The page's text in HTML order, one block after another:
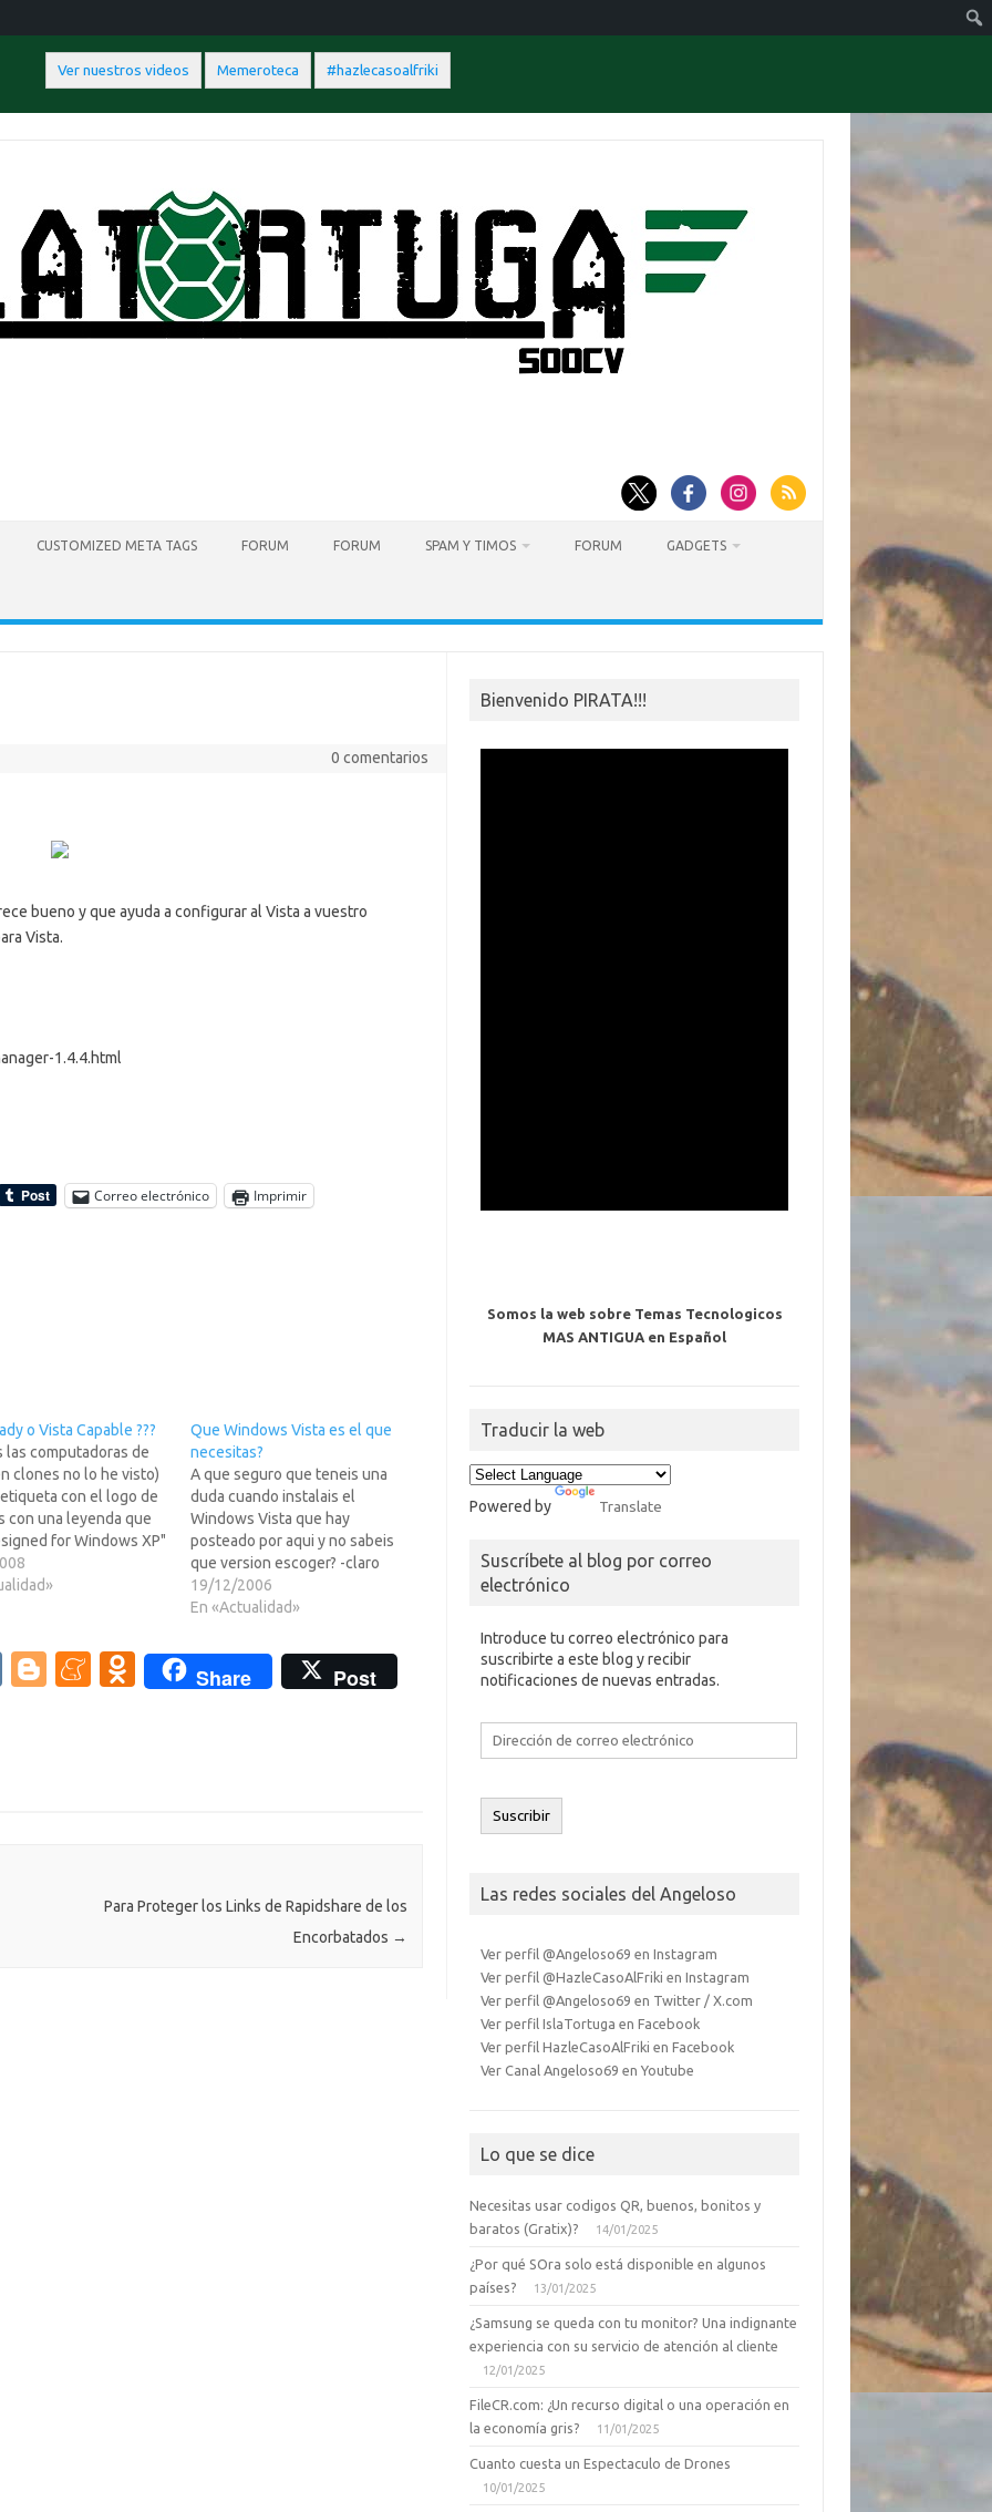
Ver nuestros videos Memeroteca #hazlecasoalfriki
CUSTOMIZED META TAGS FORUM FORUM SPAM Y TIMOS FORUM GADGETS
0 comentarios
bueno y que ayuda a configurar al Vista a vuestro
Vista.
1.4.4.html
Correo electrónico Imprimir
o Vista Capable ???
las computadoras de
clones no lo he visto)
etiqueta con el logo de
con una leyenda que
for Windows XP"
inferior "Vista
o "Vista Ready".Pero
Que Windows Vista es el que
necesitas?
A que seguro que teneis una
duda cuando instalais el
Windows Vista que hay
posteado por aqui y no sabeis
que version escoger? -claro
todas son gratis-Pues en leer
mas esta la tabla de las
versiones, para que sepais a que
ateneros.Salu2Angeloso Vista
19/12/2006
En «Actualidad»
V
Bl
M O
ik
Share
Post
Para Proteger los Links de Rapidshare de los
Encorbatados →
Bienvenido PIRATA!!!
Somos la web sobre Temas Tecnologicos
MAS ANTIGUA en Español
Traducir la web
Powered by Translate
Suscríbete al blog por correo
electrónico
Introduce tu correo electrónico para
suscribirte a este blog y recibir
notificaciones de nuevas entradas.
Dirección
electrónico
Suscribir
Las redes sociales del Angeloso
Ver perfil @Angeloso69 en Instagram
Ver perfil @HazleCasoAlFriki en Instagram
Ver perfil @Angeloso69 en Twitter / X.com
Ver perfil IslaTortuga en Facebook
Ver perfil HazleCasoAlFriki en Facebook
Ver Canal Angeloso69 en Youtube
Lo que se dice
Necesitas usar codigos QR, buenos, bonitos y
baratos (Gratix)?
14/01/2025
¿Por qué SOra solo está disponible en algunos
países?
13/01/2025
¿Samsung se queda con tu monitor? Una indignante
experiencia con su servicio de atención al cliente
12/01/2025
FileCR.com: ¿Un recurso digital o una operación en
la economía gris?
11/01/2025
Cuanto cuesta un Espectaculo de Drones
10/01/2025